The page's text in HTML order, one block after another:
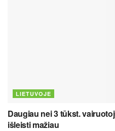
LIETUVOJE
Daugiau nei 3 tūkst.
išleisti mažiau